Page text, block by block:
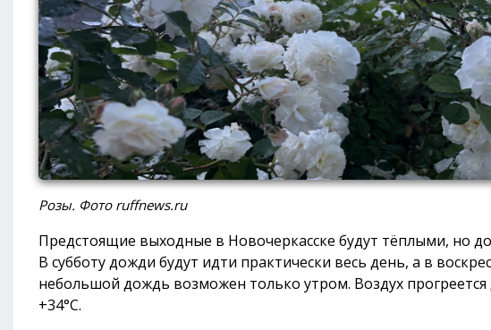
Розы. Фото ruffnews.ru
Предстоящие выходные в Новочеркасске будут тёплыми, но
В субботу дожди будут идти практически весь день, а в
небольшой дождь возможен только утром. Воздух прогреется
+34°C.